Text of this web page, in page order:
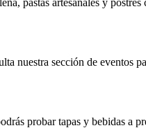
nuestra sección de eventos
probar tapas y bebidas a